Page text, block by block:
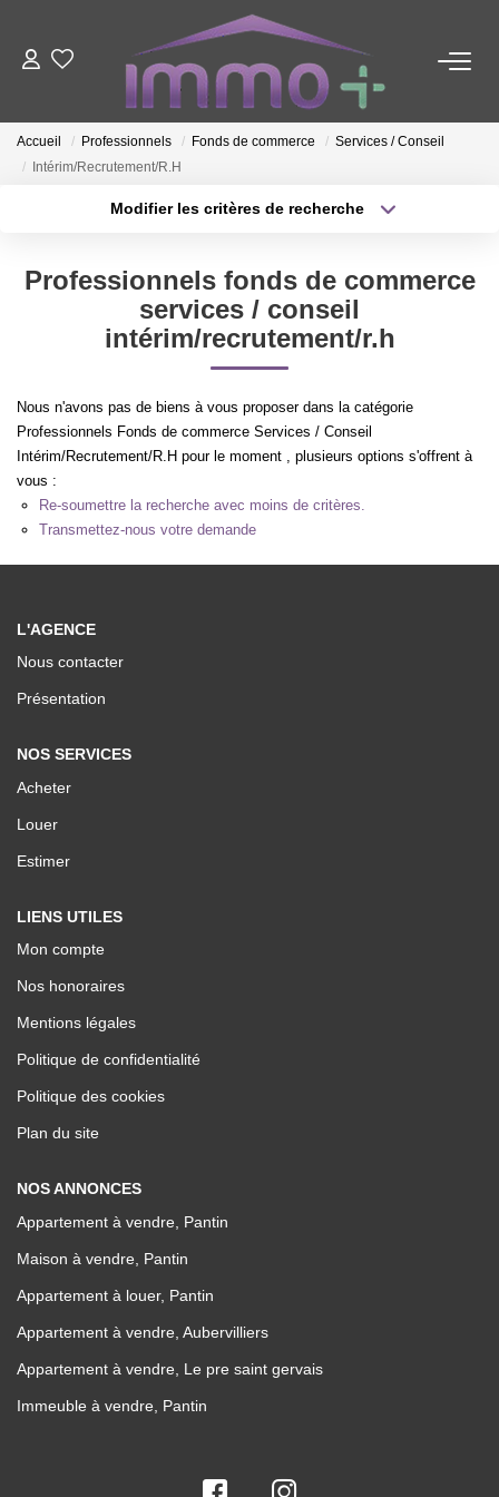
ACHETER
ESTIMER
Nous Contacter
Qui Sommes-Nous ?
Nos Valeurs
Accueil Professionnels Fonds de commerce
Services / Conseil
Intérim/Recrutement/R.H
Modifier les critères de recherche
Type de bien
Créer une alerte
Professionnels fonds de commerce
services / conseil
intérim/recrutement/r.h
Nous n'avons pas de biens à vous proposer dans la catégorie
Professionnels Fonds de commerce Services / Conseil
Intérim/Recrutement/R.H pour le moment , plusieurs options s'offrent à
vous :
Re-soumettre la recherche avec moins de critères.
Transmettez-nous votre demande
L'AGENCE
Nous contacter
Présentation
NOS SERVICES
Acheter
Louer
Estimer
LIENS UTILES
Mon compte
Nos honoraires
Mentions légales
Politique de confidentialité
Politique des cookies
Plan du site
NOS ANNONCES
Appartement à vendre, Pantin
Maison à vendre, Pantin
Appartement à louer, Pantin
Appartement à vendre, Aubervilliers
Appartement à vendre, Le pre saint gervais
Immeuble à vendre, Pantin